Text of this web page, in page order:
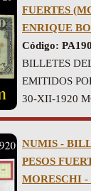
FUERTES
ENRIQUE
Código:
BILLETES
EMITIDOS
30-XII-1920
NUMIS -
PESOS
MORESCHI